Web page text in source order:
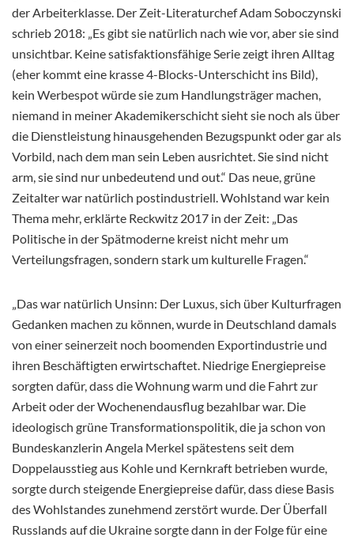
der Arbeiterklasse. Der Zeit-Literaturchef Adam Soboczynski
schrieb 2018: „Es gibt sie natürlich nach wie vor, aber sie sind
unsichtbar. Keine satisfaktionsfähige Serie zeigt ihren Alltag
(eher kommt eine krasse 4-Blocks-Unterschicht ins Bild),
kein Werbespot würde sie zum Handlungsträger machen,
niemand in meiner Akademikerschicht sieht sie noch als über
die Dienstleistung hinausgehenden Bezugspunkt oder gar als
Vorbild, nach dem man sein Leben ausrichtet. Sie sind nicht
arm, sie sind nur unbedeutend und out.“ Das neue, grüne
Zeitalter war natürlich postindustriell. Wohlstand war kein
Thema mehr, erklärte Reckwitz 2017 in der Zeit: „Das
Politische in der Spätmoderne kreist nicht mehr um
Verteilungsfragen, sondern stark um kulturelle Fragen.“
„Das war natürlich Unsinn: Der Luxus, sich über Kulturfragen
Gedanken machen zu können, wurde in Deutschland damals
von einer seinerzeit noch boomenden Exportindustrie und
ihren Beschäftigten erwirtschaftet. Niedrige Energiepreise
sorgten dafür, dass die Wohnung warm und die Fahrt zur
Arbeit oder der Wochenendausflug bezahlbar war. Die
ideologisch grüne Transformationspolitik, die ja schon von
Bundeskanzlerin Angela Merkel spätestens seit dem
Doppelausstieg aus Kohle und Kernkraft betrieben wurde,
sorgte durch steigende Energiepreise dafür, dass diese Basis
des Wohlstandes zunehmend zerstört wurde. Der Überfall
Russlands auf die Ukraine sorgte dann in der Folge für eine